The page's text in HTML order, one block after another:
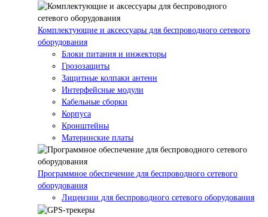
Комплектующие и аксессуары для беспроводного сетевого
оборудования
Блоки питания и инжекторы
Грозозащиты
Защитные колпаки антенн
Интерфейсные модули
Кабельные сборки
Корпуса
Кронштейны
Материнские платы
Программное обеспечение для беспроводного сетевого
оборудования
Лицензии для беспроводного сетевого оборудования